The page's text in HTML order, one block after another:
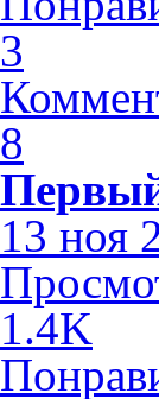
3
8
13 ноя
1.4K